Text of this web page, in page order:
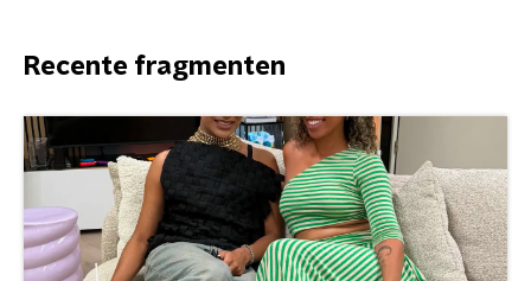
Recente fragmenten